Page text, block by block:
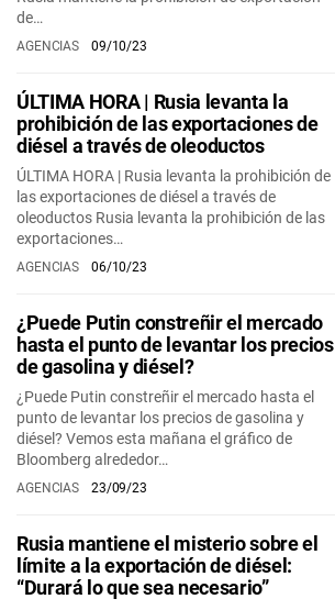
de…
AGENCIAS 09/10/23
ÚLTIMA HORA | Rusia levanta la
prohibición de las exportaciones de
diésel a través de oleoductos
ÚLTIMA HORA | Rusia levanta la prohibición de
las exportaciones de diésel a través de
oleoductos Rusia levanta la prohibición de las
exportaciones…
AGENCIAS 06/10/23
¿Puede Putin constreñir el mercado
hasta el punto de levantar los precios
de gasolina y diésel?
¿Puede Putin constreñir el mercado hasta el
punto de levantar los precios de gasolina y
diésel? Vemos esta mañana el gráfico de
Bloomberg alrededor…
AGENCIAS 23/09/23
Rusia mantiene el misterio sobre el
límite a la exportación de diésel:
“Durará lo que sea necesario”